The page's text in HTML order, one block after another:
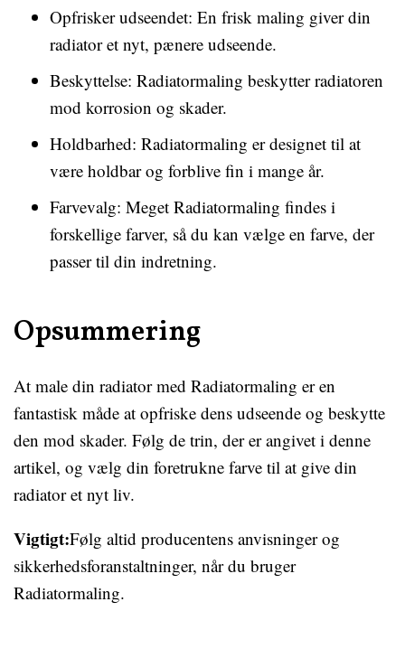
Opfrisker udseendet: En frisk maling giver din
radiator et nyt, pænere udseende.
Beskyttelse: Radiatormaling beskytter radiatoren
mod korrosion og skader.
Holdbarhed: Radiatormaling er designet til at
være holdbar og forblive fin i mange år.
Farvevalg: Meget Radiatormaling findes i
forskellige farver, så du kan vælge en farve, der
passer til din indretning.
Opsummering
At male din radiator med Radiatormaling er en
fantastisk måde at opfriske dens udseende og beskytte
den mod skader. Følg de trin, der er angivet i denne
artikel, og vælg din foretrukne farve til at give din
radiator et nyt liv.
Vigtigt:Følg altid producentens anvisninger og
sikkerhedsforanstaltninger, når du bruger
Radiatormaling.